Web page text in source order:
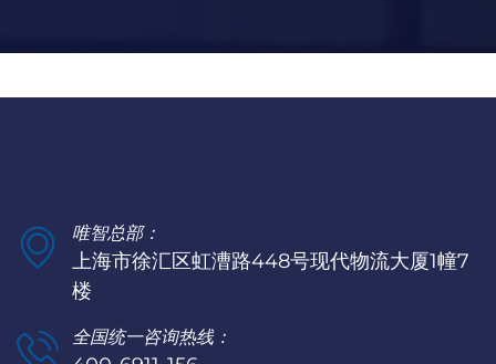
唯智总部：
上海市徐汇区虹漕路448号现代物流大厦1幢7
楼
全国统一咨询热线：